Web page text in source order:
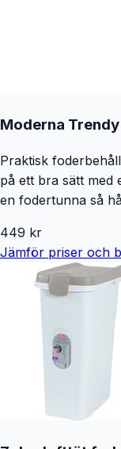
Moderna
Praktisk
på ett bra sätt med
en fodertunna så
fodertunnan mörkt
hållbarhet Finns i
21,7 x B 27,3 x H
36.5 x B 29.5 x H
Rymmer 38 liter.
och skopa medföljer
449 kr
Jämför priser och